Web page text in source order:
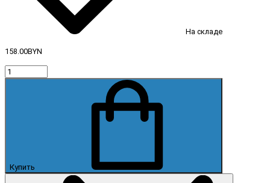
На складе
158.00BYN
Купить